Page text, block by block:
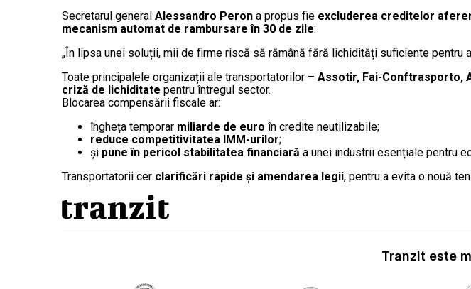
Secretarul general Alessandro Peron a propus fie excluderea creditelor
mecanism automat de rambursare în 30 de zile:
„În lipsa unei soluții, mii de firme riscă să rămână fără lichidități suficiente pentru
Toate principalele organizații ale transportatorilor – Assotir, Fai-Conftrasporto,
criză de lichiditate pentru întregul sector.
Blocarea compensării fiscale ar:
îngheța temporar miliarde de euro în credite neutilizabile;
reduce competitivitatea IMM-urilor;
și pune în pericol stabilitatea financiară a unei industrii esențiale pentru
Transportatorii cer clarificări rapide și amendarea legii, pentru a evita o nouă
Tranzit este